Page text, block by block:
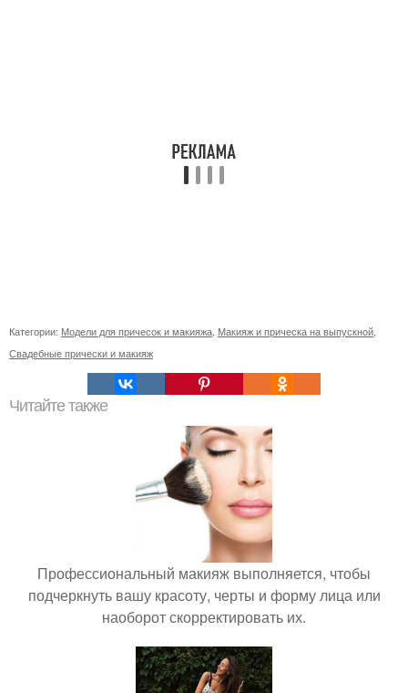
Категории: Модели для причесок и макияжа Макияж и прическа на выпускной
Свадебные прически и макияж
Читайте также
Профессиональный макияж выполняется, чтобы
подчеркнуть вашу красоту, черты и форму лица или
наоборот скорректировать их.